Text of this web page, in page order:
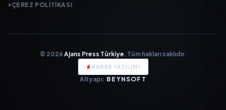
ÇEREZ POLITIKASI
© 2026 Ajans Press Türkiye. Tüm hakları saklıdır.
HABER YAZILIMI
Altyapı: BEYNSOFT